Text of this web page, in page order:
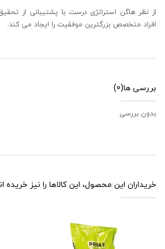
از نظر هاگن استراتژی درست با پشتیبانی از
افراد متخصص بزرگترین موفقیت را ایجاد می کند.
بررسی ها(0)
بدون بررسی
خریداران این محصول، این کالاها را نیز خریده